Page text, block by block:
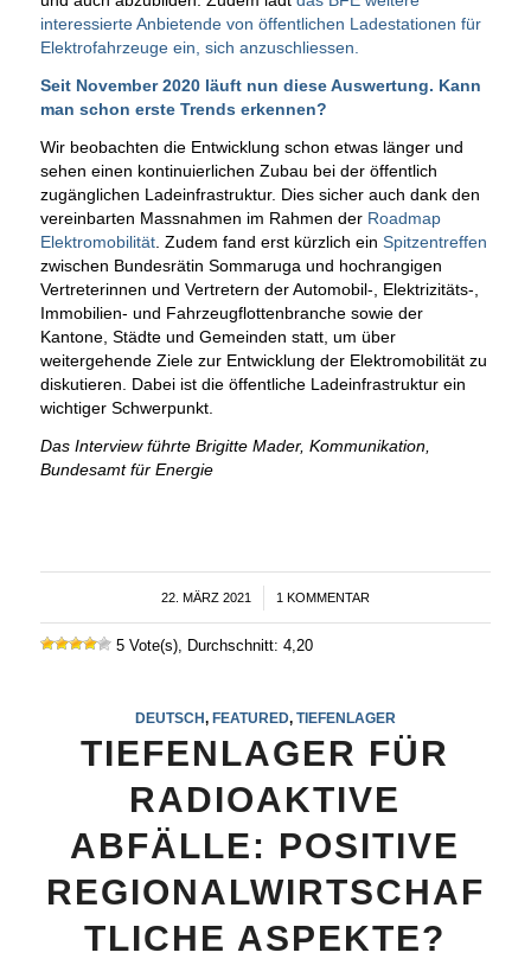
interessierte Anbietende von öffentlichen Ladestationen für
Elektrofahrzeuge ein, sich anzuschliessen.
Seit November 2020 läuft nun diese Auswertung. Kann
man schon erste Trends erkennen?
Wir beobachten die Entwicklung schon etwas länger und
sehen einen kontinuierlichen Zubau bei der öffentlich
zugänglichen Ladeinfrastruktur. Dies sicher auch dank den
vereinbarten Massnahmen im Rahmen der Roadmap
Elektromobilität. Zudem fand erst kürzlich ein Spitzentreffen
zwischen Bundesrätin Sommaruga und hochrangigen
Vertreterinnen und Vertretern der Automobil-, Elektrizitäts-,
Immobilien- und Fahrzeugflottenbranche sowie der
Kantone, Städte und Gemeinden statt, um über
weitergehende Ziele zur Entwicklung der Elektromobilität zu
diskutieren. Dabei ist die öffentliche Ladeinfrastruktur ein
wichtiger Schwerpunkt.
Das Interview führte Brigitte Mader, Kommunikation,
Bundesamt für Energie
22. MÄRZ 2021
/ 1 KOMMENTAR
5 Vote(s), Durchschnitt: 4,20
DEUTSCH, FEATURED, TIEFENLAGER
TIEFENLAGER FÜR
RADIOAKTIVE
ABFÄLLE: POSITIVE
REGIONALWIRTSCHAF
TLICHE ASPEKTE?